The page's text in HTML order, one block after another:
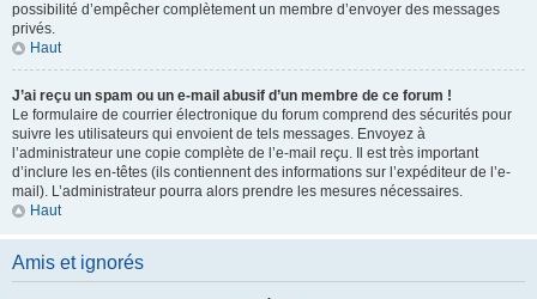
possibilité d’empêcher complètement un membre d’envoyer des messages
privés.
Haut
J’ai reçu un spam ou un e-mail abusif d’un membre de ce forum !
Le formulaire de courrier électronique du forum comprend des sécurités pour
suivre les utilisateurs qui envoient de tels messages. Envoyez à
l’administrateur une copie complète de l’e-mail reçu. Il est très important
d’inclure les en-têtes (ils contiennent des informations sur l’expéditeur de l’e-
mail). L’administrateur pourra alors prendre les mesures nécessaires.
Haut
Amis et ignorés